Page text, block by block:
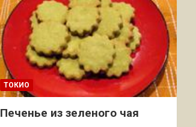
ТОКИО
Печенье из зеленого чая